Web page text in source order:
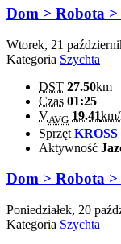
Dom > Robota >
Wtorek, 21
Kategoria Szychta
DST 27.50km
Czas 01:25
VAVG 19.41
Sprzęt
Aktywność
Dom > Robota
Poniedziałek, 20
Kategoria Szychta